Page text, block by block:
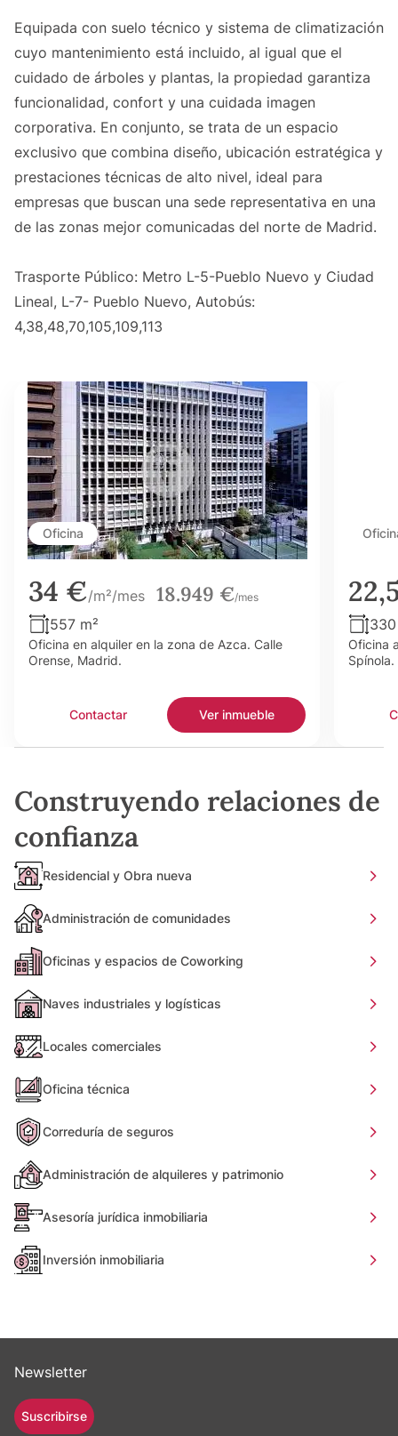
Equipada con suelo técnico y sistema de climatización
cuyo mantenimiento está incluido, al igual que el
cuidado de árboles y plantas, la propiedad garantiza
funcionalidad, confort y una cuidada imagen
corporativa. En conjunto, se trata de un espacio
exclusivo que combina diseño, ubicación estratégica y
prestaciones técnicas de alto nivel, ideal para
empresas que buscan una sede representativa en una
de las zonas mejor comunicadas del norte de Madrid.
Trasporte Público: Metro L-5-Pueblo Nuevo y Ciudad
Lineal, L-7- Pueblo Nuevo, Autobús:
4,38,48,70,105,109,113
Oficina
34 €/m²/mes 18.949 €/mes
557 m²
Oficina en alquiler en la zona de Azca. Calle
Orense, Madrid.
Contactar Ver inmueble
Oficina
Spínola.
Construyendo relaciones de
confianza
Residencial y Obra nueva
Administración de comunidades
Oficinas y espacios de Coworking
Naves industriales y logísticas
Locales comerciales
Oficina técnica
Correduría de seguros
Administración de alquileres y patrimonio
Asesoría jurídica inmobiliaria
Inversión inmobiliaria
Newsletter
Suscribirse